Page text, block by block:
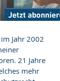
Jahr 2002
21 Jahre
mehr